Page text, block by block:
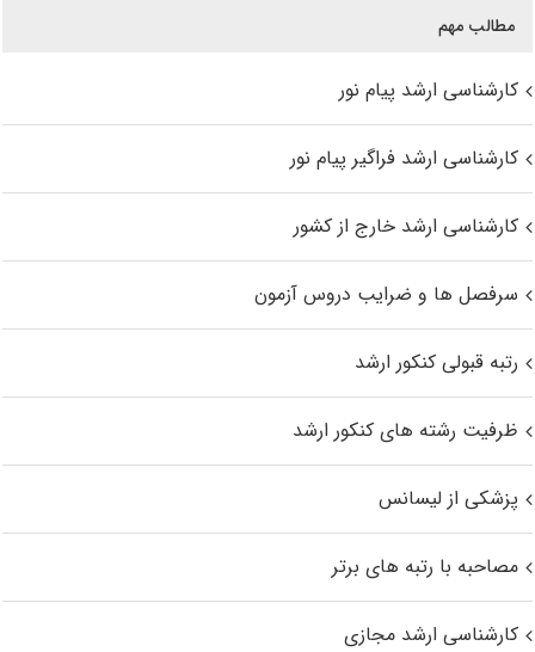
مطالب مهم
کارشناسی ارشد پیام نور
کارشناسی ارشد فراگیر پیام نور
کارشناسی ارشد خارج از کشور
سرفصل ها و ضرایب دروس آزمون
رتبه قبولی کنکور ارشد
ظرفیت رشته های کنکور ارشد
پزشکی از لیسانس
مصاحبه با رتبه های برتر
کارشناسی ارشد مجازی